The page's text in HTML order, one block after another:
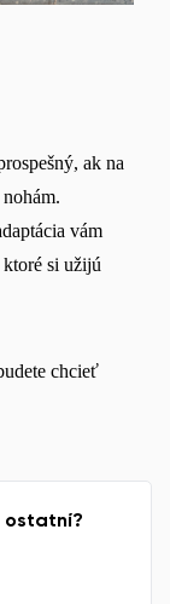
ak na
vám
si užijú
chcieť
ostatní?